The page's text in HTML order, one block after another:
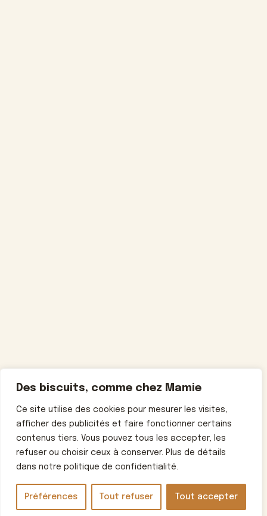
Des biscuits, comme chez Mamie
Ce site utilise des cookies pour mesurer les visites,
afficher des publicités et faire fonctionner certains
contenus tiers. Vous pouvez tous les accepter, les
refuser ou choisir ceux à conserver. Plus de détails
dans notre politique de confidentialité.
Préférences Tout refuser Tout accepter